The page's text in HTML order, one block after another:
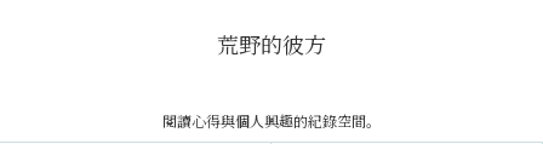
荒野的彼方
閱讀心得與個人興趣的紀錄空間。